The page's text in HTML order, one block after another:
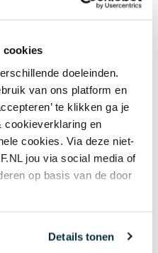
cookies
doeleinden.
van ons platform en
te klikken ga je
cookieverklaring en
cookies. Via deze niet-
jou via social media of
op basis van de door
Details tonen
McIlroy wint
en voltooit career
'Dit maakt alle jaren
calls de moeite waard'